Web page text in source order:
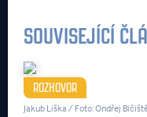
SOUVISEJÍCÍ
ROZHOVOR
Jakub Liška / Foto: Ondřej